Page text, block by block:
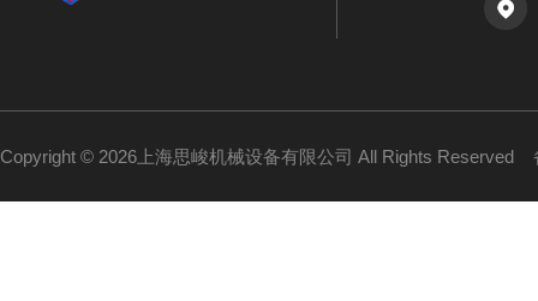
Copyright © 2026上海思峻机械设备有限公司 All Rights Reserved